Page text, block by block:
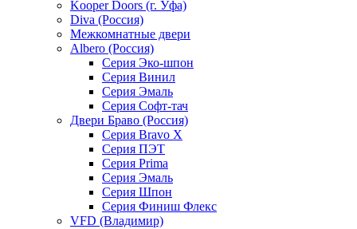
Kooper Doors (г. Уфа)
Diva (Россия)
Межкомнатные двери
Albero (Россия)
Серия Эко-шпон
Серия Винил
Серия Эмаль
Серия Софт-тач
Двери Браво (Россия)
Серия Bravo X
Серия ПЭТ
Серия Prima
Серия Эмаль
Серия Шпон
Серия Финиш Флекс
VFD (Владимир)